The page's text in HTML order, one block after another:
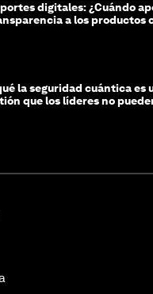
digitales: ¿Cuándo
a los productos
la seguridad cuántica es
que los líderes no